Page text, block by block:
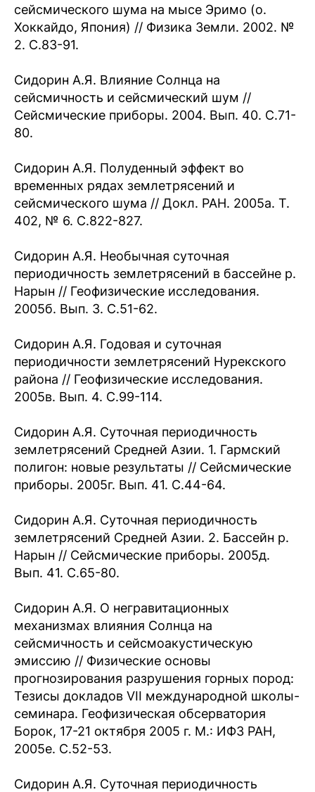
сейсмического шума на мысе Эримо (о.
Хоккайдо, Япония) // Физика Земли. 2002. №
2. С.83-91.
Сидорин А.Я. Влияние Солнца на
сейсмичность и сейсмический шум //
Сейсмические приборы. 2004. Вып. 40. С.71-
80.
Сидорин А.Я. Полуденный эффект во
временных рядах землетрясений и
сейсмического шума // Докл. РАН. 2005а. Т.
402, № 6. С.822-827.
Сидорин А.Я. Необычная суточная
периодичность землетрясений в бассейне р.
Нарын // Геофизические исследования.
2005б. Вып. 3. С.51-62.
Сидорин А.Я. Годовая и суточная
периодичности землетрясений Нурекского
района // Геофизические исследования.
2005в. Вып. 4. С.99-114.
Сидорин А.Я. Суточная периодичность
землетрясений Средней Азии. 1. Гармский
полигон: новые результаты // Сейсмические
приборы. 2005г. Вып. 41. С.44-64.
Сидорин А.Я. Суточная периодичность
землетрясений Средней Азии. 2. Бассейн р.
Нарын // Сейсмические приборы. 2005д.
Вып. 41. С.65-80.
Сидорин А.Я. О негравитационных
механизмах влияния Солнца на
сейсмичность и сейсмоакустическую
эмиссию // Физические основы
прогнозирования разрушения горных пород:
Тезисы докладов VII международной школы-
семинара. Геофизическая обсерватория
Борок, 17-21 октября 2005 г. М.: ИФЗ РАН,
2005е. С.52-53.
Сидорин А.Я. Суточная периодичность